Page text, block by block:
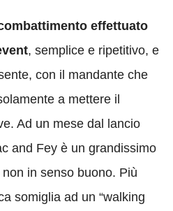
effettuato
, semplice e ripetitivo, e
con il mandante che
a mettere il
Ad un mese dal lancio
and Fey è un grandissimo
in senso buono. Più
somiglia ad un “walking